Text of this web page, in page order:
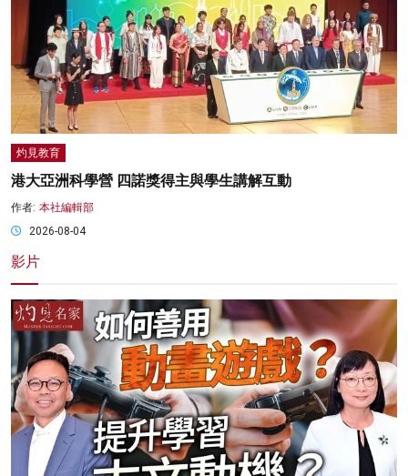
灼見教育
港大亞洲科學營 四諾獎得主與學生講解互動
作者: 本社編輯部
2026-08-04
影片